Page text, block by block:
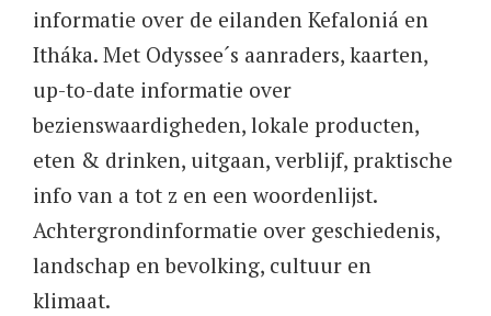
informatie over de eilanden Kefaloniá en
Itháka. Met Odyssee´s aanraders, kaarten,
up-to-date informatie over
bezienswaardigheden, lokale producten,
eten & drinken, uitgaan, verblijf, praktische
info van a tot z en een woordenlijst.
Achtergrondinformatie over geschiedenis,
landschap en bevolking, cultuur en
klimaat.